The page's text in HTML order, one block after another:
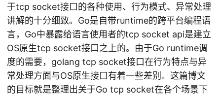
于tcp socket接口的各种使用、行为模式、异常处理
讲解的十分细致。Go是自带runtime的跨平台编程语
言，Go中暴露给语言使用者的tcp socket api是建立
OS原生tcp socket接口之上的。由于Go runtime调
度的需要，golang tcp socket接口在行为特点与异
常处理方面与OS原生接口有着一些差别。这篇博文
的目标就是整理出关于Go tcp socket在各个场景下